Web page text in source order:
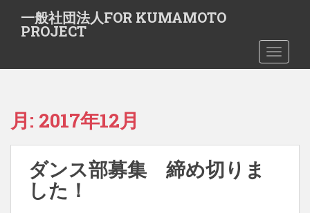
t
一般社団法人FOR KUMAMOTO
PROJECT
月: 2017年12月
ダンス部募集 締め切りま
した！